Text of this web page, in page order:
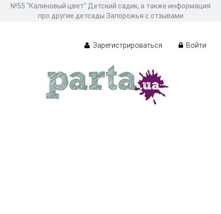
№55 "Калиновый цвет" Детский садик, а также информация
про другие детсады Запорожья с отзывами
Зарегистрироваться Войти